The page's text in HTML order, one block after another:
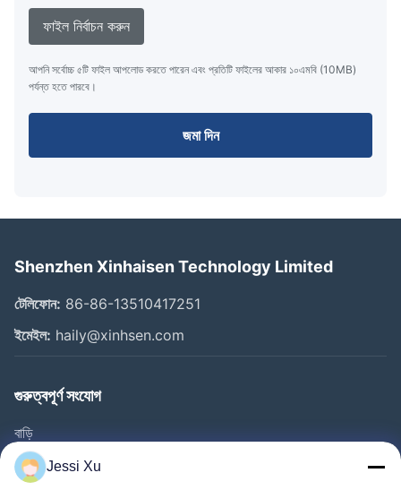
ফাইল নির্বাচন করুন
আপনি সর্বোচ্চ ৫টি ফাইল আপলোড করতে পারেন এবং প্রতিটি ফাইলের আকার ১০এমবি (10MB)
পর্যন্ত হতে পারবে।
জমা দিন
Shenzhen Xinhaisen Technology Limited
টেলিফোন: 86-86-13510417251
ইমেইল: haily@xinhsen.com
গুরুত্বপূর্ণ সংযোগ
বাড়ি
পণ্য
Jessi Xu